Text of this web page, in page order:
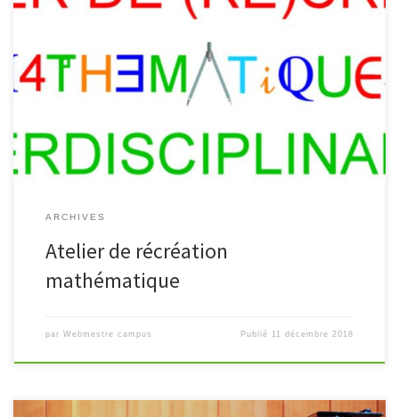
Un atelier de (ré)création mathématique se déroule tous les
vendredi. Il est destiné à tous les élèves, quelque soit leur niveau,
et propose des activités ludiques et pratiques.
ARCHIVES
Atelier de récréation
mathématique
par Webmestre campus Publié 11 décembre 2018